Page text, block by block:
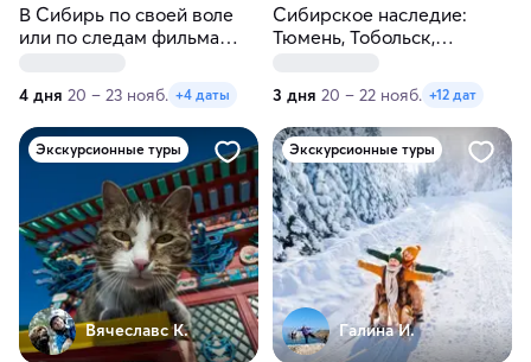
В Сибирь по своей воле
или по следам фильма
4 дня 20 – 23 нояб. +4 даты
Сибирское наследие:
Тюмень, Тобольск,
3 дня 20 – 22 нояб. +12 дат
Экскурсионные туры
Вячеславс К.
Экскурсионные туры
Галина И.